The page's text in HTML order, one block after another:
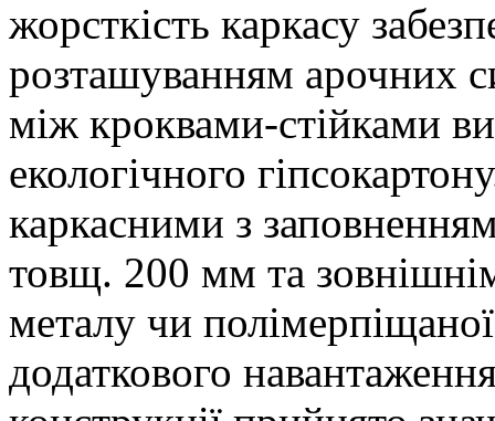
жорсткість каркасу
розташуванням арочних
між кроквами-стійками
екологічного
каркасними з
товщ. 200 мм та
металу чи
додаткового